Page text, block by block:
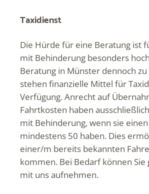
Taxidienst
Die Hürde für eine Beratung ist
mit Behinderung besonders
Beratung in Münster dennoch
stehen finanzielle Mittel für
Verfügung. Anrecht auf
Fahrtkosten haben
mit Behinderung, wenn sie einen
mindestens 50 haben. Dies
einer/m bereits bekannten
kommen. Bei Bedarf können Sie
mit uns aufnehmen.